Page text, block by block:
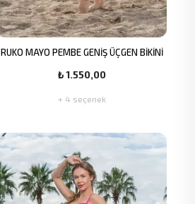
RUKO MAYO PEMBE GENİŞ ÜÇGEN BİKİNİ
₺ 1.550,00
+ 4 seçenek